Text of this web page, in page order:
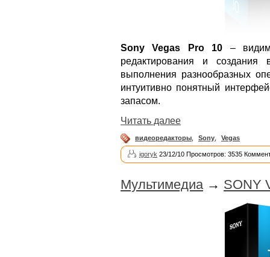
Sony Vegas Pro 10 –
редактирования и
выполнения разнообразных
интуитивно понятный
запасом.
Читать далее
видеоредакторы Sony Vegas
igoryk 23/12/10 Просмотров: 3535
Мультимедиа→ SONY